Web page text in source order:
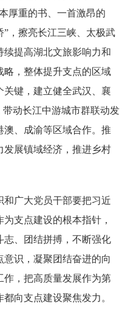
厚重的书、一首激昂的
，擦亮长江三峡、太极武
续提高湖北文旅影响力和
略，整体提升支点的区域
键，建立健全武汉、襄
带动长江中游城市群联动发
澳、成渝等区域合作。推
发展镇域经济，推进乡村
和广大党员干部要把习近
支点建设的根本指针，
志、团结拼搏，不断强化
识，凝聚团结奋进的向
作，把高质量发展作为第
向支点建设聚焦发力。